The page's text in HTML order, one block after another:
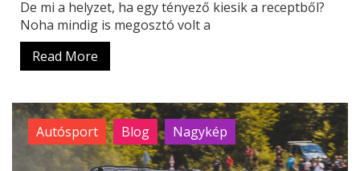
De mi a helyzet, ha egy tényező kiesik a receptből?
Noha mindig is megosztó volt a
Read More
Autósport Blog Nagykép